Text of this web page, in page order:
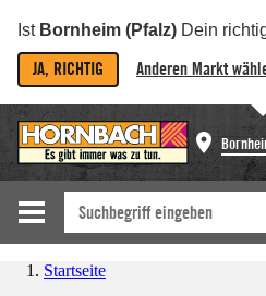
Ist Bornheim (Pfalz) Dein
JA, RICHTIG Anderen Markt
Startseite